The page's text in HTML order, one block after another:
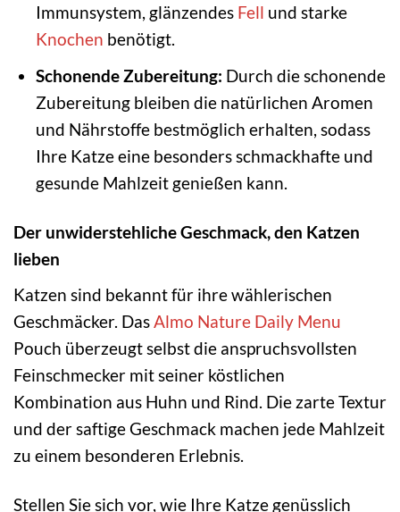
Immunsystem, glänzendes Fell und starke
Knochen benötigt.
Schonende Zubereitung: Durch die schonende
Zubereitung bleiben die natürlichen Aromen
und Nährstoffe bestmöglich erhalten, sodass
Ihre Katze eine besonders schmackhafte und
gesunde Mahlzeit genießen kann.
Der unwiderstehliche Geschmack, den Katzen
lieben
Katzen sind bekannt für ihre wählerischen
Geschmäcker. DasAlmo Nature Daily Menu
Pouch überzeugt selbst die anspruchsvollsten
Feinschmecker mit seiner köstlichen
Kombination aus Huhn und Rind. Die zarte Textur
und der saftige Geschmack machen jede Mahlzeit
zu einem besonderen Erlebnis.
Stellen Sie sich vor, wie Ihre Katze genüsslich